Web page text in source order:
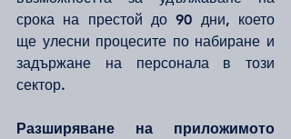
срока на престой до 90 дни, което
ще улесни процесите по набиране и
задържане на персонала в този
сектор.
Разширяване на приложимото